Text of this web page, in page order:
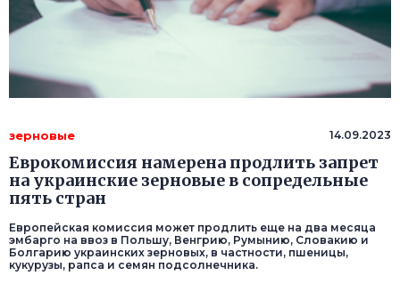
зерновые 14.09.2023
Еврокомиссия намерена продлить запрет
на украинские зерновые в сопредельные
пять стран
Европейская комиссия может продлить еще на два месяца
эмбарго на ввоз в Польшу, Венгрию, Румынию, Словакию и
Болгарию украинских зерновых, в частности, пшеницы,
кукурузы, рапса и семян подсолнечника.